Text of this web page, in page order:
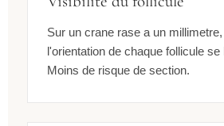
Sur un crane rase a un
l'orientation de chaque follicule
Moins de risque de section.